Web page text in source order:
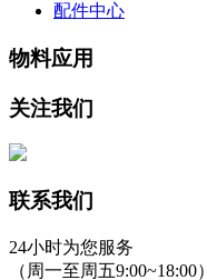
配件中心
物料应用
关注我们
联系我们
24小时为您服务
（周一至周五9:00~18:00）